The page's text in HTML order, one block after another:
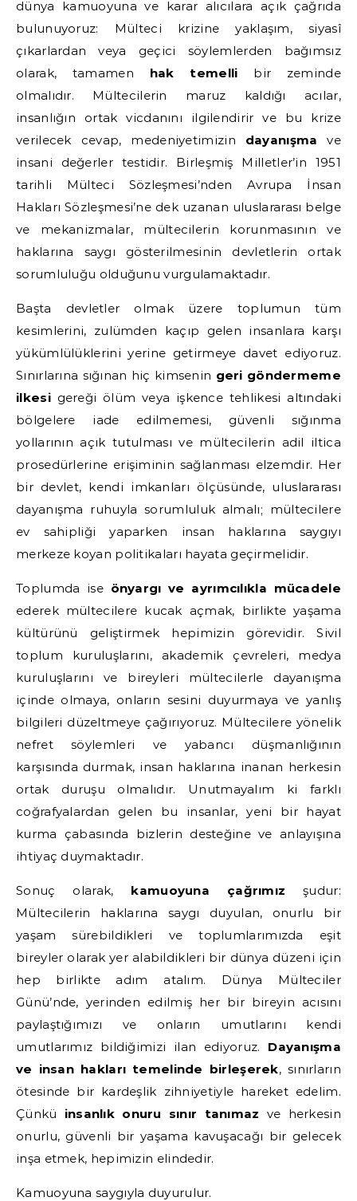
dünya kamuoyuna ve karar alıcılara açık çağrıda
bulunuyoruz: Mülteci krizine yaklaşım, siyasî
çıkarlardan veya geçici söylemlerden bağımsız
olarak, tamamen hak temelli bir zeminde
olmalıdır. Mültecilerin maruz kaldığı acılar,
insanlığın ortak vicdanını ilgilendirir ve bu krize
verilecek cevap, medeniyetimizin dayanışma ve
insani değerler testidir. Birleşmiş Milletler’in 1951
tarihli Mülteci Sözleşmesi’nden Avrupa İnsan
Hakları Sözleşmesi’ne dek uzanan uluslararası belge
ve mekanizmalar, mültecilerin korunmasının ve
haklarına saygı gösterilmesinin devletlerin ortak
sorumluluğu olduğunu vurgulamaktadır.
Başta devletler olmak üzere toplumun tüm
kesimlerini, zulümden kaçıp gelen insanlara karşı
yükümlülüklerini yerine getirmeye davet ediyoruz.
Sınırlarına sığınan hiç kimsenin geri göndermeme
ilkesigereği ölüm veya işkence tehlikesi altındaki
bölgelere iade edilmemesi, güvenli sığınma
yollarının açık tutulması ve mültecilerin adil iltica
prosedürlerine erişiminin sağlanması elzemdir. Her
bir devlet, kendi imkanları ölçüsünde, uluslararası
dayanışma ruhuyla sorumluluk almalı; mültecilere
ev sahipliği yaparken insan haklarına saygıyı
merkeze koyan politikaları hayata geçirmelidir.
Toplumda ise önyargı ve ayrımcılıkla mücadele
ederek mültecilere kucak açmak, birlikte yaşama
kültürünü geliştirmek hepimizin görevidir. Sivil
toplum kuruluşlarını, akademik çevreleri, medya
kuruluşlarını ve bireyleri mültecilerle dayanışma
içinde olmaya, onların sesini duyurmaya ve yanlış
bilgileri düzeltmeye çağırıyoruz. Mültecilere yönelik
nefret söylemleri ve yabancı düşmanlığının
karşısında durmak, insan haklarına inanan herkesin
ortak duruşu olmalıdır. Unutmayalım ki farklı
coğrafyalardan gelen bu insanlar, yeni bir hayat
kurma çabasında bizlerin desteğine ve anlayışına
ihtiyaç duymaktadır.
Sonuç olarak, kamuoyuna çağrımız şudur:
Mültecilerin haklarına saygı duyulan, onurlu bir
yaşam sürebildikleri ve toplumlarımızda eşit
bireyler olarak yer alabildikleri bir dünya düzeni için
hep birlikte adım atalım. Dünya Mülteciler
Günü’nde, yerinden edilmiş her bir bireyin acısını
paylaştığımızı ve onların umutlarını kendi
umutlarımız bildiğimizi ilan ediyoruz. Dayanışma
ve insan hakları temelinde birleşerek, sınırların
ötesinde bir kardeşlik zihniyetiyle hareket edelim.
Çünkü insanlık onuru sınır tanımaz ve herkesin
onurlu, güvenli bir yaşama kavuşacağı bir gelecek
inşa etmek, hepimizin elindedir.
Kamuoyuna saygıyla duyurulur.